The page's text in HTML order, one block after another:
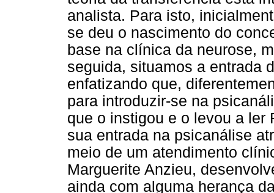
analista. Para isto,
se deu o nascimento do
base na clínica da neurose,
seguida, situamos a entrada
enfatizando que,
para introduzir-se na
que o instigou e o levou a ler
sua entrada na psicanálise
meio de um atendimento
Marguerite Anzieu,
ainda com alguma herança